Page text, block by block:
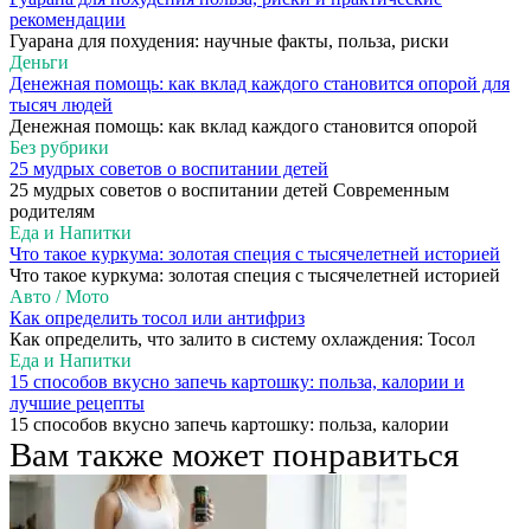
рекомендации
Гуарана для похудения: научные факты, польза, риски
Деньги
Денежная помощь: как вклад каждого становится опорой для
тысяч людей
Денежная помощь: как вклад каждого становится опорой
Без рубрики
25 мудрых советов о воспитании детей
25 мудрых советов о воспитании детей Современным
родителям
Еда и Напитки
Что такое куркума: золотая специя с тысячелетней историей
Что такое куркума: золотая специя с тысячелетней историей
Авто / Мото
Как определить тосол или антифриз
Как определить, что залито в систему охлаждения: Тосол
Еда и Напитки
15 способов вкусно запечь картошку: польза, калории и
лучшие рецепты
15 способов вкусно запечь картошку: польза, калории
Вам также может понравиться